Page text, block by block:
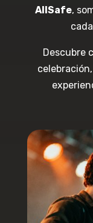
AllSafe,
Descubre